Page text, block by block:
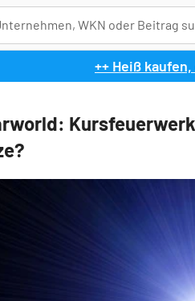
++ Heiß